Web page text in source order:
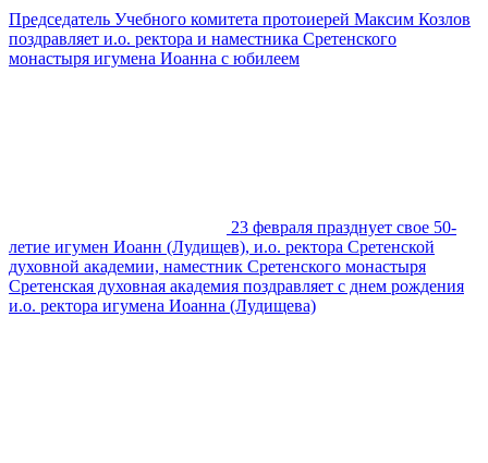
Председатель Учебного комитета протоиерей Максим Козлов
поздравляет и.о. ректора и наместника Сретенского
монастыря игумена Иоанна с юбилеем
23 февраля празднует свое 50-
летие игумен Иоанн (Лудищев), и.о. ректора Сретенской
духовной академии, наместник Сретенского монастыря
Сретенская духовная академия поздравляет с днем рождения
и.о. ректора игумена Иоанна (Лудищева)